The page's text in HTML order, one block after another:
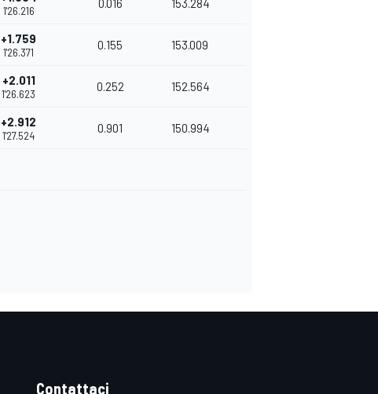
1'26.216
0.016 153.284
+1.759
1'26.371
0.155 153.009
+2.011
1'26.623
0.252 152.564
+2.912
1'27.524
0.901 150.994
Contattaci